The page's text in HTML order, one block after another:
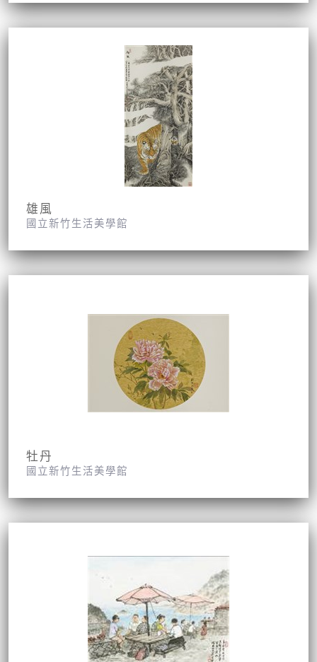
雄風
國立新竹生活美學館
牡丹
國立新竹生活美學館